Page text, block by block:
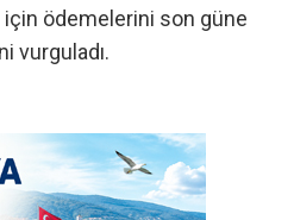
için ödemelerini son güne
vurguladı.